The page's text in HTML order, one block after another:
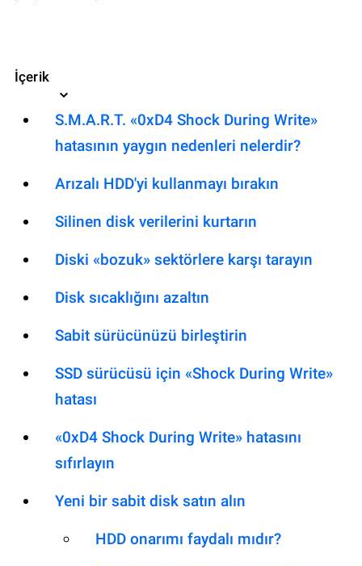
İçerik
S.M.A.R.T. «0xD4 Shock During Write»
hatasının yaygın nedenleri nelerdir?
Arızalı HDD'yi kullanmayı bırakın
Silinen disk verilerini kurtarın
Diski «bozuk» sektörlere karşı tarayın
Disk sıcaklığını azaltın
Sabit sürücünüzü birleştirin
SSD sürücüsü için «Shock During Write»
hatası
«0xD4 Shock During Write» hatasını
sıfırlayın
Yeni bir sabit disk satın alın
HDD onarımı faydalı mıdır?